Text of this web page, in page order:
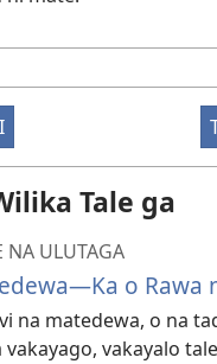
Tale ga
NA ULUTAGA
o Rawa
na matedewa, o na
vakayago, vakayalo